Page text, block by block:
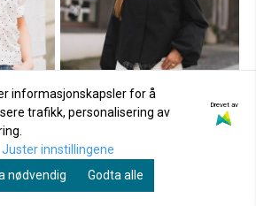
Tirsa Twill Jacket Black
informasjonskapsler for å
trafikk, personalisering av
Drevet av
Juster innstillingene
nødvendig
Godta alle